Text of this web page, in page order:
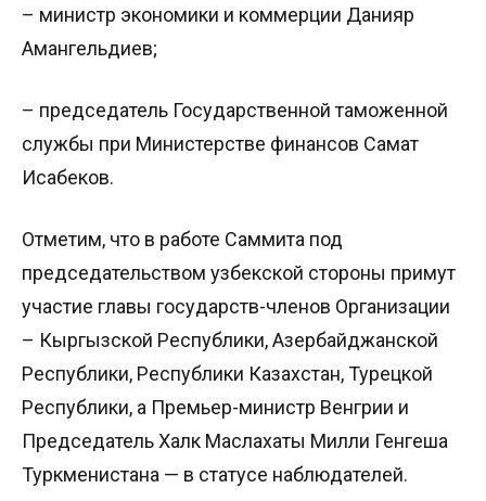
– министр экономики и коммерции Данияр
Амангельдиев;
– председатель Государственной таможенной
службы при Министерстве финансов Самат
Исабеков.
Отметим, что в работе Саммита под
председательством узбекской стороны примут
участие главы государств-членов Организации
– Кыргызской Республики, Азербайджанской
Республики, Республики Казахстан, Турецкой
Республики, а Премьер-министр Венгрии и
Председатель Халк Маслахаты Милли Генгеша
Туркменистана — в статусе наблюдателей.